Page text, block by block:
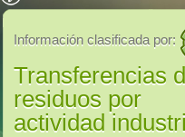
Información clasificada por:
Transferencias
residuos por
actividad